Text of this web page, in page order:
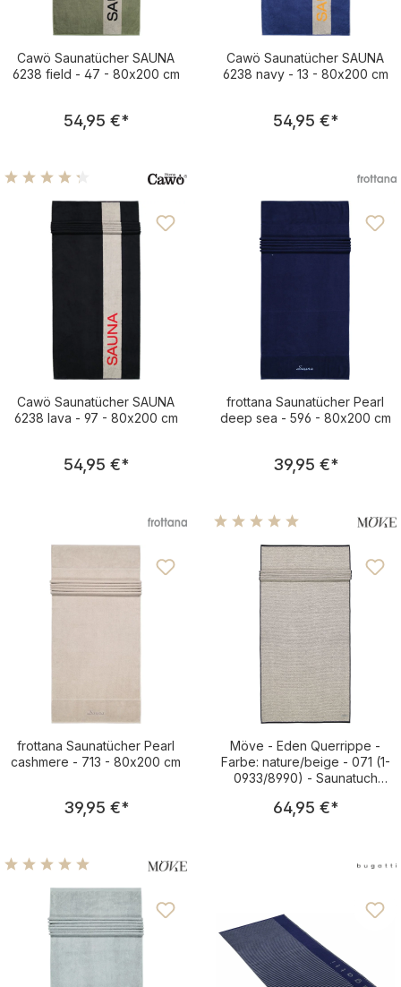
Cawö Saunatücher SAUNA
6238 field - 47 - 80x200 cm
Regulärer Preis:
54,95 €*
Cawö Saunatücher SAUNA
6238 navy - 13 - 80x200 cm
Regulärer
54,95 €*
Durchschnittliche Bewertung von 4.25 von 5 Sternen
Cawö Saunatücher SAUNA
6238 lava - 97 - 80x200 cm
Regulärer Preis:
54,95 €*
frottana Saunatücher Pearl
deep sea - 596 - 80x200 cm
Regulärer
39,95 €*
frottana Saunatücher Pearl
cashmere - 713 - 80x200 cm
Regulärer Preis:
39,95 €*
Durchschnittliche
Möve - Eden Querrippe -
Farbe: nature/beige - 071 (1-
0933/8990) - Saunatuch
Regulärer
64,95 €*
Durchschnittliche Bewertung von 5 von 5 Sternen